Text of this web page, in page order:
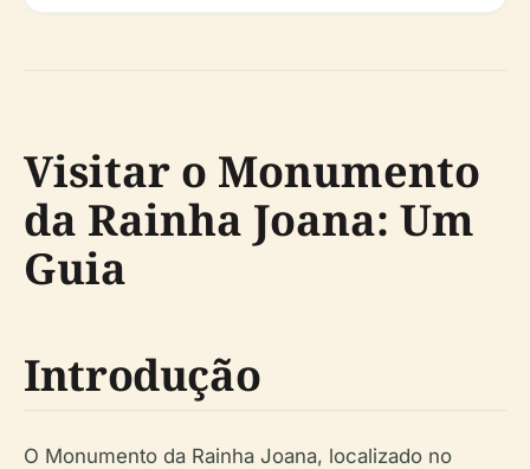
Visitar o Monumento
da Rainha Joana: Um
Guia
Introdução
O Monumento da Rainha Joana, localizado no